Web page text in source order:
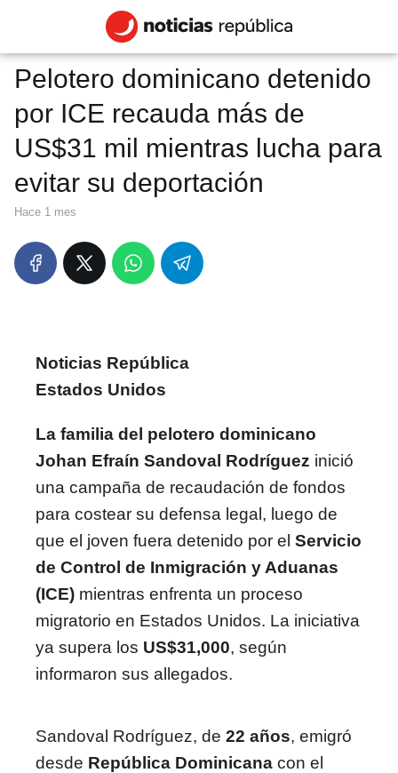
Pelotero dominicano detenido
por ICE recauda más de
US$31 mil mientras lucha para
evitar su deportación
hace 1 mes
Noticias República
Estados Unidos
La familia del pelotero dominicano
Johan Efraín Sandoval Rodríguez inició
una campaña de recaudación de fondos
para costear su defensa legal, luego de
que el joven fuera detenido por el Servicio
de Control de Inmigración y Aduanas
(ICE) mientras enfrenta un proceso
migratorio en Estados Unidos. La iniciativa
ya supera los US$31,000, según
informaron sus allegados.
Sandoval Rodríguez, de 22 años, emigró
desde República Dominicana con el